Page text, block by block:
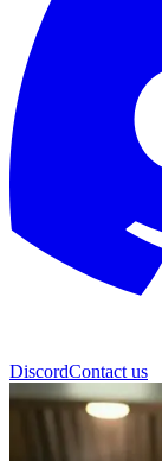
DiscordContact us